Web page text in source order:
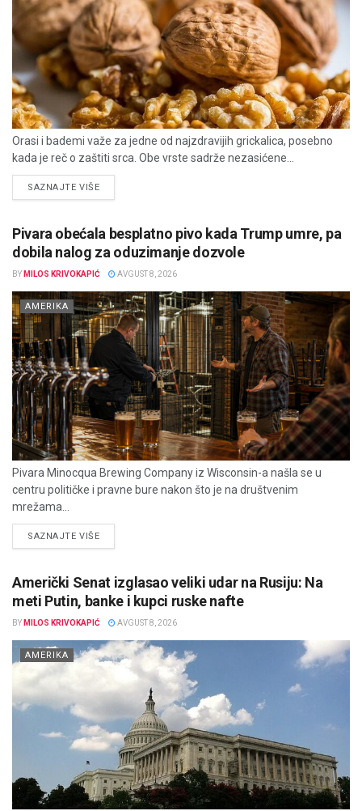
Orasi i bademi važe za jedne od najzdravijih grickalica, posebno
kada je reč o zaštiti srca. Obe vrste sadrže nezasićene...
SAZNAJTE VIŠEDETAILS
Pivara obećala besplatno pivo kada Trump umre, pa
dobila nalog za oduzimanje dozvole
BY MILOS KRIVOKAPIĆ AVGUST 8, 2026
AMERIKA
Pivara Minocqua Brewing Company iz Wisconsin-a našla se u
centru političke i pravne bure nakon što je na društvenim
mrežama...
SAZNAJTE VIŠEDETAILS
Američki Senat izglasao veliki udar na Rusiju: Na
meti Putin, banke i kupci ruske nafte
BY MILOS KRIVOKAPIĆ AVGUST 8, 2026
AMERIKA